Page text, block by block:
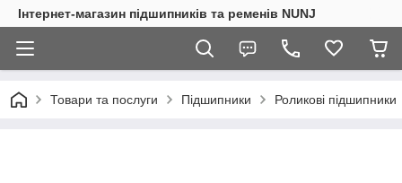
Інтернет-магазин підшипників та ременів NUNJ
Товари та послуги Підшипники Роликові підшипники